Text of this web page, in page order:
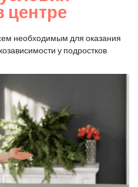
центре
необходимым для оказания
у подростков